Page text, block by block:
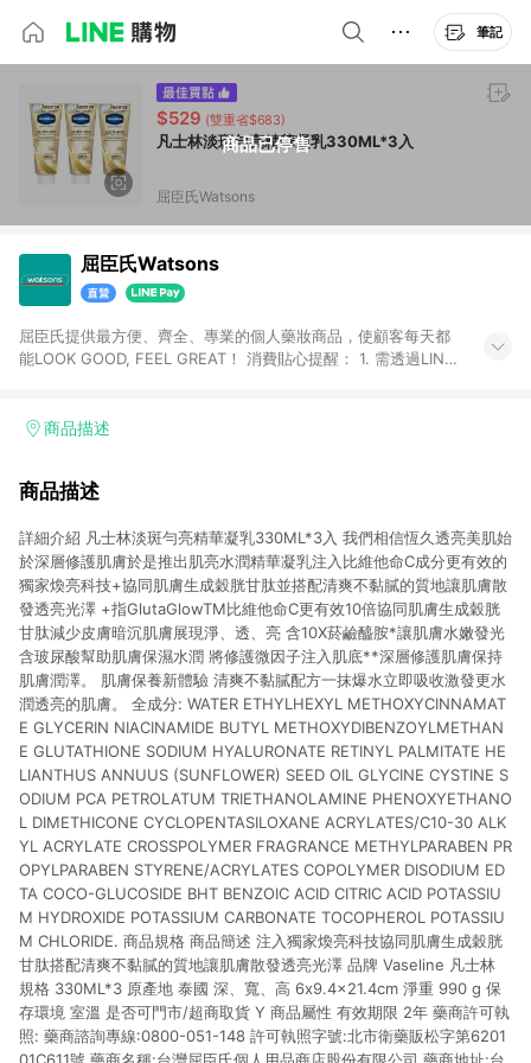
筆記
商品已停售
$529 (雙重省$683)
凡士林淡斑勻亮精華凝乳330ML*3入
屈臣氏Watsons
屈臣氏Watsons
屈臣氏提供最方便、齊全、專業的個人藥妝商品，使顧客每天都
能LOOK GOOD, FEEL GREAT！ 消費貼心提醒： 1. 需透過LINE
下單，每筆交易前請確認有經過LINE購物跳轉頁才符合返點資
數將於廠商出貨後30天前後發送。5.屈臣氏保留365天訂單記
單資格確認。 6.欲透過APP導購跳轉前往活動頁之用戶，煩請更
新屈臣氏APP至版本26010.4.0。
商品描述
商品描述
詳細介紹 凡士林淡斑勻亮精華凝乳330ML*3入 我們相信恆久透亮美肌始
於深層修護肌膚於是推出肌亮水潤精華凝乳注入比維他命C成分更有效的
獨家煥亮科技+協同肌膚生成穀胱甘肽並搭配清爽不黏膩的質地讓肌膚散
發透亮光澤 +指GlutaGlowTM比維他命C更有效10倍協同肌膚生成穀胱
甘肽減少皮膚暗沉肌膚展現淨、透、亮 含10X菸鹼醯胺*讓肌膚水嫩發光
含玻尿酸幫助肌膚保濕水潤 將修護微因子注入肌底**深層修護肌膚保持
肌膚潤澤。 肌膚保養新體驗 清爽不黏膩配方一抹爆水立即吸收激發更水
潤透亮的肌膚。 全成分: WATER ETHYLHEXYL METHOXYCINNAMAT
E GLYCERIN NIACINAMIDE BUTYL METHOXYDIBENZOYLMETHAN
E GLUTATHIONE SODIUM HYALURONATE RETINYL PALMITATE HE
LIANTHUS ANNUUS (SUNFLOWER) SEED OIL GLYCINE CYSTINE S
ODIUM PCA PETROLATUM TRIETHANOLAMINE PHENOXYETHANO
L DIMETHICONE CYCLOPENTASILOXANE ACRYLATES/C10-30 ALK
YL ACRYLATE CROSSPOLYMER FRAGRANCE METHYLPARABEN PR
OPYLPARABEN STYRENE/ACRYLATES COPOLYMER DISODIUM ED
TA COCO-GLUCOSIDE BHT BENZOIC ACID CITRIC ACID POTASSIU
M HYDROXIDE POTASSIUM CARBONATE TOCOPHEROL POTASSIU
M CHLORIDE. 商品規格 商品簡述 注入獨家煥亮科技協同肌膚生成穀胱
甘肽搭配清爽不黏膩的質地讓肌膚散發透亮光澤 品牌 Vaseline 凡士林
規格 330ML*3 原產地 泰國 深、寬、高 6x9.4x21.4cm 淨重 990 g 保
存環境 室溫 是否可門市/超商取貨 Y 商品屬性 有效期限 2年 藥商許可執
照: 藥商諮詢專線:0800-051-148 許可執照字號:北市衛藥販松字第6201